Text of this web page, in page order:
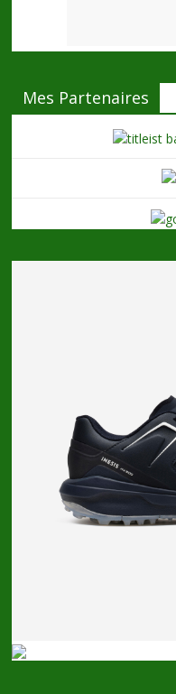
Mes Partenaires